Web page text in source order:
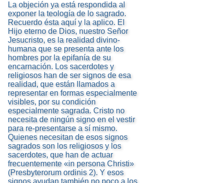
La objeción ya está respondida al
exponer la teología de lo sagrado.
Recuerdo ésta aquí y la aplico. El
Hijo eterno de Dios, nuestro Señor
Jesucristo, es la realidad divino-
humana que se presenta ante los
hombres por la epifanía de su
encarnación. Los sacerdotes y
religiosos han de ser signos de esa
realidad, que están llamados a
representar en formas especialmente
visibles, por su condición
especialmente sagrada. Cristo no
necesita de ningún signo en el vestir
para re-presentarse a sí mismo.
Quienes necesitan de esos signos
sagrados son los religiosos y los
sacerdotes, que han de actuar
frecuentemente «in persona Christi»
(Presbyterorum ordinis 2). Y esos